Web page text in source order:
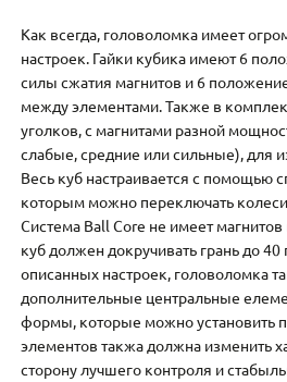
Как всегда, головоломка имеет
настроек. Гайки кубика имеют 6
силы сжатия магнитов и 6
между элементами. Также в
уголков, с магнитами разной
слабые, средние или сильные), для
Весь куб настраивается с помощью
которым можно переключать
Система Ball Core не имеет магнитов
куб должен докручивать грань до 40
описанных настроек, головоломка
дополнительные центральные
формы, которые можно установить
элементов такжа должна изменить
сторону лучшего контроля и